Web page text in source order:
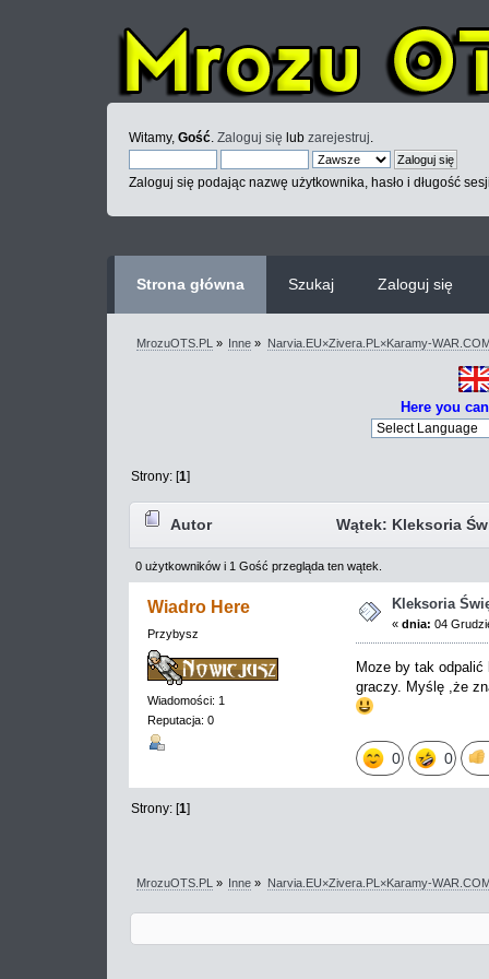
Witamy, Gość Zaloguj się lub zarejestruj
Zaloguj się podając nazwę użytkownika, hasło i długość
Strona główna Szukaj Zaloguj się
MrozuOTS.PL » Inne » Narvia.EU×Zivera.PL×Karamy-
Here you
Strony: [1]
Autor Wątek: Kleksoria
0 użytkowników i 1 Gość przegląda ten wątek.
Wiadro Here
Przybysz
Wiadomości: 1
Reputacja: 0
Kleksoria
« dnia: 04
Moze by tak
graczy. Myślę ,że
0 0
Strony: [1]
MrozuOTS.PL » Inne » Narvia.EU×Zivera.PL×Karamy-